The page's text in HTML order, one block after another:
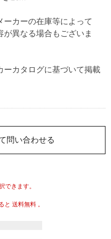
問い合わせる
できます。
送料無料 。
カーの在庫等によって
異なる場合もございま
ーカタログに基づいて掲載